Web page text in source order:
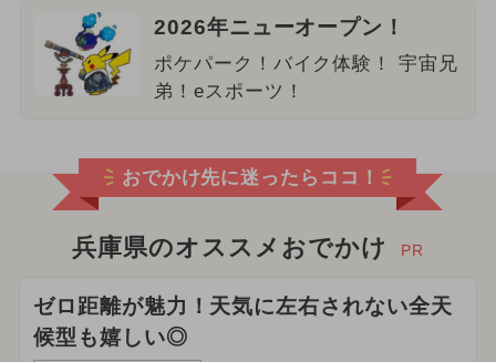
2026年ニューオープン！
ポケパーク！バイク体験！ 宇宙兄
弟！eスポーツ！
おでかけ先に迷ったらココ！
兵庫県のオススメおでかけ PR
ゼロ距離が魅力！天気に左右されない全天
候型も嬉しい◎